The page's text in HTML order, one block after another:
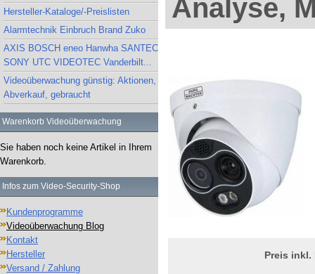
Hersteller-Kataloge/-Preislisten
Alarmtechnik Einbruch Brand Zuko
AXIS BOSCH eneo Hanwha SANTEC
SONY UTC VIDEOTEC Vanderbilt...
Videoüberwachung günstig: Aktionen,
Abverkauf, gebraucht
Warenkorb Videoüberwachung
Sie haben noch keine Artikel in Ihrem
Warenkorb.
Infos zum Video-Security-Shop
Kundenprogramme
Videoüberwachung Blog
Kontakt
Hersteller
Versand / Zahlung
Analyse,
Preis inkl.